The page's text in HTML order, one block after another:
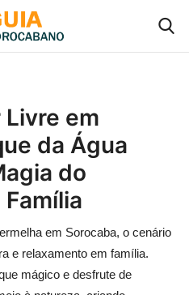
em
da Água
do
em Sorocaba, o cenário
e relaxamento em família.
mágico e desfrute de